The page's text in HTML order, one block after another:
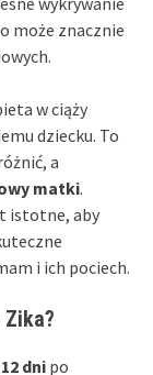
może znacznie
w ciąży
dziecku. To
a
matki.
istotne, aby
i ich pociech.
dnipo